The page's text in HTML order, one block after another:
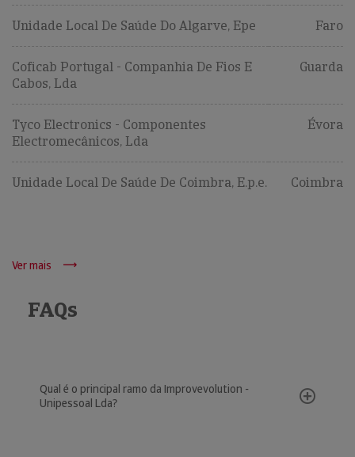
Unidade Local De Saúde Do Algarve, Epe Faro
Coficab Portugal - Companhia De Fios E
Cabos, Lda
Guarda
Tyco Electronics - Componentes
Electromecânicos, Lda
Évora
Unidade Local De Saúde De Coimbra, E.p.e. Coimbra
Ver mais
FAQs
Qual é o principal ramo da Improvevolution -
Unipessoal Lda?